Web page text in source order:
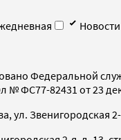
Федеральной
№ ФС77-82431 от 23
ул. Звенигородская